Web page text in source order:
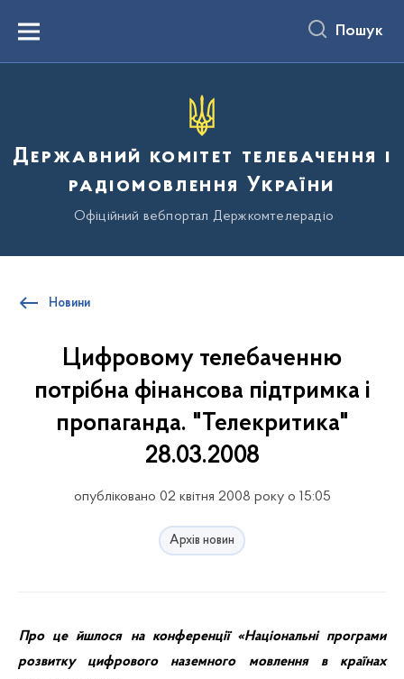
вмістуMenu Пошук
Державний комітет телебачення і
радіомовлення України
Офіційний вебпортал Держкомтелерадіо
Новини
Цифровому телебаченню
потрібна фінансова підтримка і
пропаганда. "Телекритика"
28.03.2008
опубліковано 02 квітня 2008 року о 15:05
Архів новин
Про це йшлося на конференції «Національні програми
розвитку цифрового наземного мовлення в країнах